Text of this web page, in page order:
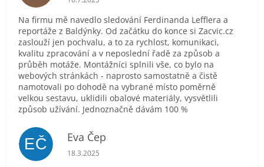
Na firmu mě navedlo sledování Ferdinanda Lefflera a
reportáže z Baldýnky. Od začátku do konce si Zacvic.cz
zaslouží jen pochvalu, a to za rychlost, komunikaci,
kvalitu zpracování a v neposlední řadě za způsob a
průběh motáže. Montážníci splnili vše, co bylo na
webových stránkách - naprosto samostatně a čistě
namotovali po dohodě na vybrané místo poměrně
velkou sestavu, uklidili obalové materiály, vysvětlili
způsob užívání. Jednoznačně dávám 100 %
EČ Eva Čep
Hodnocení obchodu je 5 z 5 hvězdiček.
18.3.2025